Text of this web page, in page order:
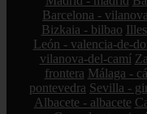
Barcelona -
Bizkaia - bilbao
León - valencia-de-
vilanova-del-camí
frontera Málaga -
pontevedra Sevilla -
Albacete - albacete